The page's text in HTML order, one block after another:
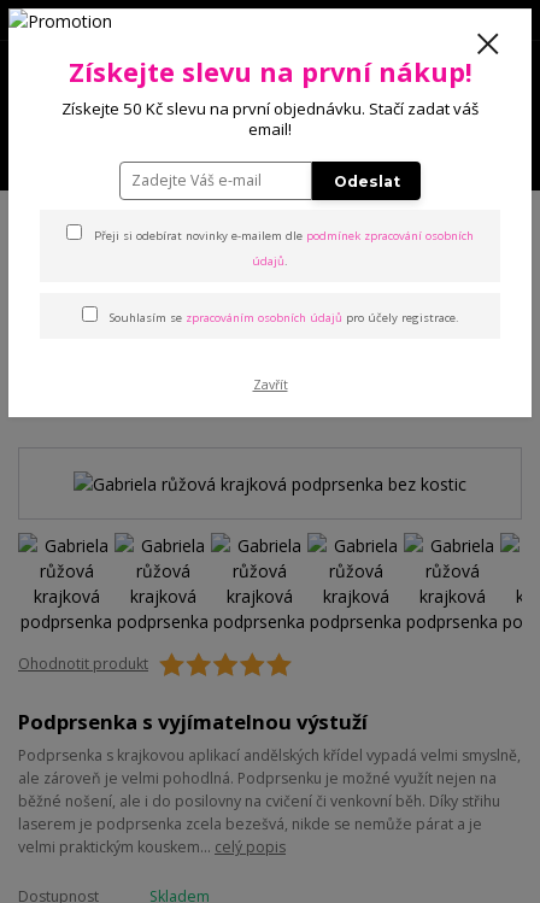
0 Kč
bez kostic
Gabriela růžová krajková
Ohodnotit produkt
Podprsenka s vyjímatelnou výstuží
Podprsenka s krajkovou aplikací andělských křídel vypadá velmi smyslně,
ale zároveň je velmi pohodlná. Podprsenku je možné využít nejen na
běžné nošení, ale i do posilovny na cvičení či venkovní běh. Díky střihu
laserem je podprsenka zcela bezešvá, nikde se nemůže párat a je
velmi praktickým kouskem... celý popis
Dostupnost
Skladem
Získejte slevu na první nákup!
Získejte 50 Kč slevu na první objednávku. Stačí zadat váš
email!
Odeslat
Přeji si odebírat novinky e-mailem dle podmínek zpracování osobních
údajů.
Souhlasím se zpracováním osobních údajů pro účely registrace.
Zavřít